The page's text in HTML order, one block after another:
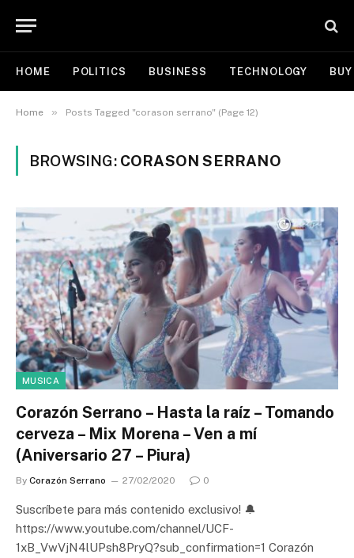
HOME POLITICS BUSINESS TECHNOLOGY
Home » Posts Tagged "corason serrano" (Page 12)
BROWSING: CORASON SERRANO
MUSICA
Corazón Serrano – Hasta la raíz – Tomando
cerveza – Mix Morena – Ven a mí
(Aniversario 27 – Piura)
By Corazón Serrano 27/02/2020 0
Suscríbete para más contenido exclusivo! 🔔
https://www.youtube.com/channel/UCF-
1xB_VwVjN4lUPsh8PryQ?sub_confirmation=1 Corazón